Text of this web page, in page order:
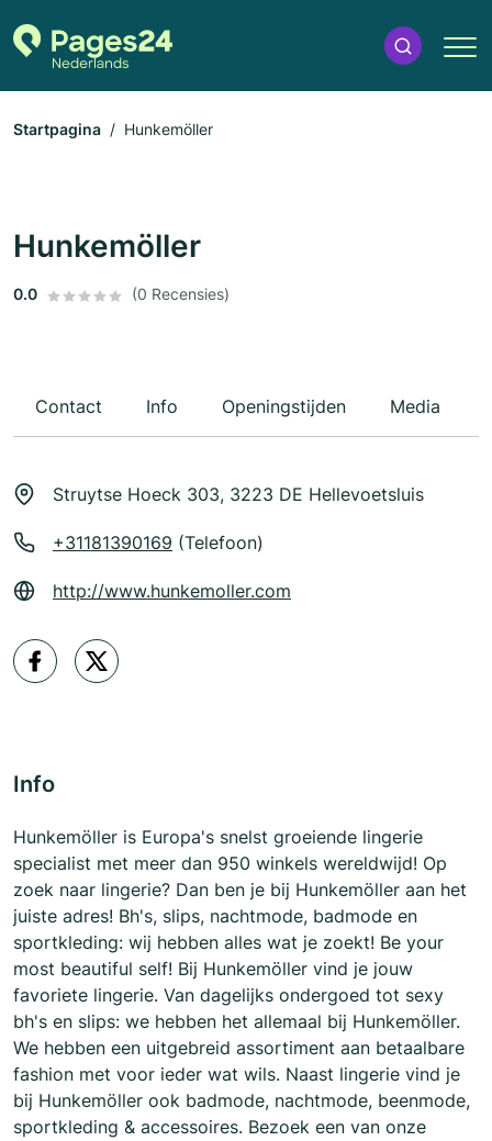
Startpagina Hunkemöller
Hunkemöller
0.0 (0 Recensies)
Contact Info Openingstijden Media
Struytse Hoeck 303, 3223 DE Hellevoetsluis
+31181390169 (Telefoon)
http://www.hunkemoller.com
Info
Hunkemöller is Europa's snelst groeiende lingerie
specialist met meer dan 950 winkels wereldwijd! Op
zoek naar lingerie? Dan ben je bij Hunkemöller aan het
juiste adres! Bh's, slips, nachtmode, badmode en
sportkleding: wij hebben alles wat je zoekt! Be your
most beautiful self! Bij Hunkemöller vind je jouw
favoriete lingerie. Van dagelijks ondergoed tot sexy
bh's en slips: we hebben het allemaal bij Hunkemöller.
We hebben een uitgebreid assortiment aan betaalbare
fashion met voor ieder wat wils. Naast lingerie vind je
bij Hunkemöller ook badmode, nachtmode, beenmode,
sportkleding & accessoires. Bezoek een van onze